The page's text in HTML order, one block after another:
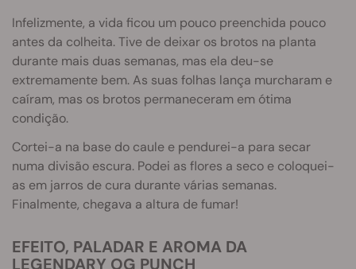
Infelizmente, a vida ficou um pouco preenchida pouco
antes da colheita. Tive de deixar os brotos na planta
durante mais duas semanas, mas ela deu-se
extremamente bem. As suas folhas lança murcharam e
caíram, mas os brotos permaneceram em ótima
condição.
Cortei-a na base do caule e pendurei-a para secar
numa divisão escura. Podei as flores a seco e coloquei-
as em jarros de cura durante várias semanas.
Finalmente, chegava a altura de fumar!
EFEITO, PALADAR E AROMA DA
LEGENDARY OG PUNCH